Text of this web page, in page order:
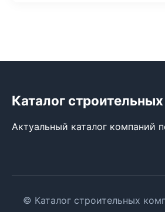
Каталог
Актуальный каталог компаний
© Каталог строительных